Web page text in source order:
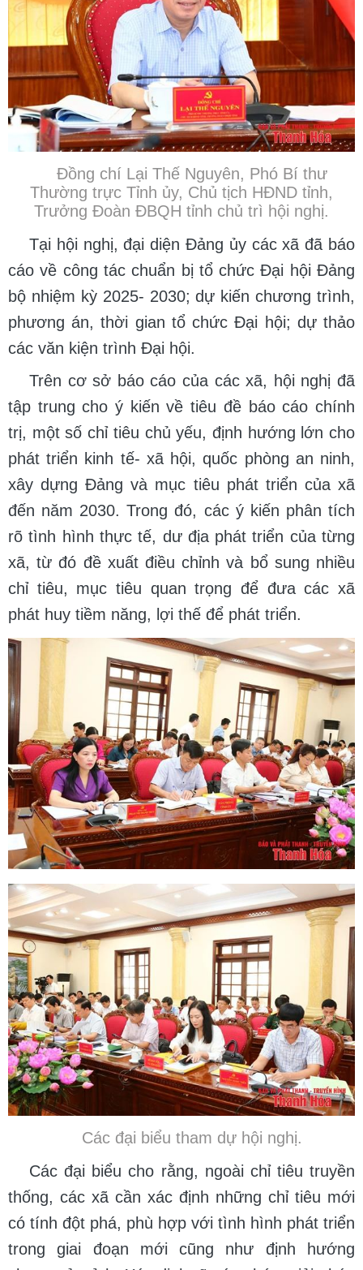
Đồng chí Lại Thế Nguyên, Phó Bí thư
Thường trực Tỉnh ủy, Chủ tịch HĐND tỉnh,
Trưởng Đoàn ĐBQH tỉnh chủ trì hội nghị.
Tại hội nghị, đại diện Đảng ủy các xã đã báo
cáo về công tác chuẩn bị tổ chức Đại hội Đảng
bộ nhiệm kỳ 2025- 2030; dự kiến chương trình,
phương án, thời gian tổ chức Đại hội; dự thảo
các văn kiện trình Đại hội.
Trên cơ sở báo cáo của các xã, hội nghị đã
tập trung cho ý kiến về tiêu đề báo cáo chính
trị, một số chỉ tiêu chủ yếu, định hướng lớn cho
phát triển kinh tế- xã hội, quốc phòng an ninh,
xây dựng Đảng và mục tiêu phát triển của xã
đến năm 2030. Trong đó, các ý kiến phân tích
rõ tình hình thực tế, dư địa phát triển của từng
xã, từ đó đề xuất điều chỉnh và bổ sung nhiều
chỉ tiêu, mục tiêu quan trọng để đưa các xã
phát huy tiềm năng, lợi thế để phát triển.
Các đại biểu tham dự hội nghị.
Các đại biểu cho rằng, ngoài chỉ tiêu truyền
thống, các xã cần xác định những chỉ tiêu mới
có tính đột phá, phù hợp với tình hình phát triển
trong giai đoạn mới cũng như định hướng